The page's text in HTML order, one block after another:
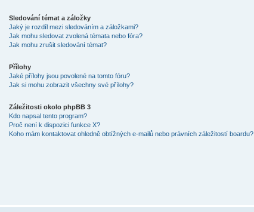
Sledování témat a záložky
Jaký je rozdíl mezi sledováním a záložkami?
Jak mohu sledovat zvolená témata nebo fóra?
Jak mohu zrušit sledování témat?
Přílohy
Jaké přílohy jsou povolené na tomto fóru?
Jak si mohu zobrazit všechny své přílohy?
Záležitosti okolo phpBB 3
Kdo napsal tento program?
Proč není k dispozici funkce X?
Koho mám kontaktovat ohledně obtížných e-mailů nebo právních záležitostí boardu?